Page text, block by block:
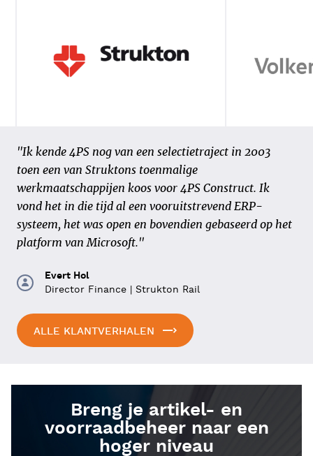
“Vijf bedrijven met elk een eigen werkwijze, acht
business units en 650 medewerkers, dat moesten we
samenbrengen in één ERP-pakket. Allemaal losse
stukken die één geheel moesten worden. Een
uitdaging, maar MOBIX deed het samen met 4PS"
ERP verantwoordelijke bij MOBIX
"Ik kende 4PS nog van een selectietraject in 2003
toen een van Struktons toenmalige
werkmaatschappijen koos voor 4PS Construct. Ik
vond het in die tijd al een vooruitstrevend ERP-
systeem, het was open en bovendien gebaseerd op het
platform van Microsoft."
Evert Hol
Director Finance | Strukton Rail
ALLE KLANTVERHALEN
Breng je artikel- en
voorraadbeheer naar een
hoger niveau